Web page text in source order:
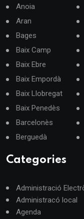
Anoia
Aran
Bages
Baix Camp
Baix Ebre
Baix Empordà
Baix Llobregat
Baix Penedès
Barcelonès
Berguedà
Categories
Administració
Administracó local
Agenda